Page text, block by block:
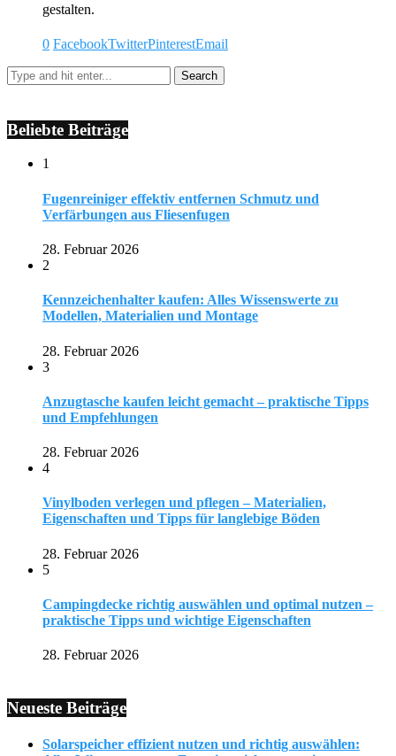
gestalten.
0 FacebookTwitterPinterestEmail
Beliebte Beiträge
1
Fugenreiniger effektiv entfernen Schmutz und
Verfärbungen aus Fliesenfugen
28. Februar 2026
2
Kennzeichenhalter kaufen: Alles Wissenswerte zu
Modellen, Materialien und Montage
28. Februar 2026
3
Anzugtasche kaufen leicht gemacht – praktische Tipps
und Empfehlungen
28. Februar 2026
4
Vinylboden verlegen und pflegen – Materialien,
Eigenschaften und Tipps für langlebige Böden
28. Februar 2026
5
Campingdecke richtig auswählen und optimal nutzen –
praktische Tipps und wichtige Eigenschaften
28. Februar 2026
Neueste Beiträge
Solarspeicher effizient nutzen und richtig auswählen: